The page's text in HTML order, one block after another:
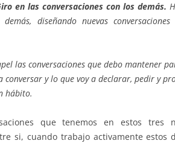
en las conversaciones con los demás.
diseñando nuevas
las conversaciones que debo mantener
conversar y lo que voy a declarar, pedir y
hábito.
que tenemos en estos
si, cuando trabajo activamente estos